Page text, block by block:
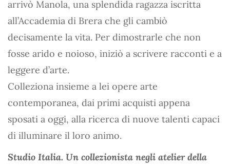
arrivò Manola, una splendida ragazza iscritta
all’Accademia di Brera che gli cambiò
decisamente la vita. Per dimostrarle che non
fosse arido e noioso, iniziò a scrivere racconti e a
leggere d’arte.
Colleziona insieme a lei opere arte
contemporanea, dai primi acquisti appena
sposati a oggi, alla ricerca di nuove talenti capaci
di illuminare il loro animo.
Studio Italia. Un collezionista negli atelier della